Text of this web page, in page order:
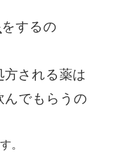
をするの
される薬は
んでもらうの
。